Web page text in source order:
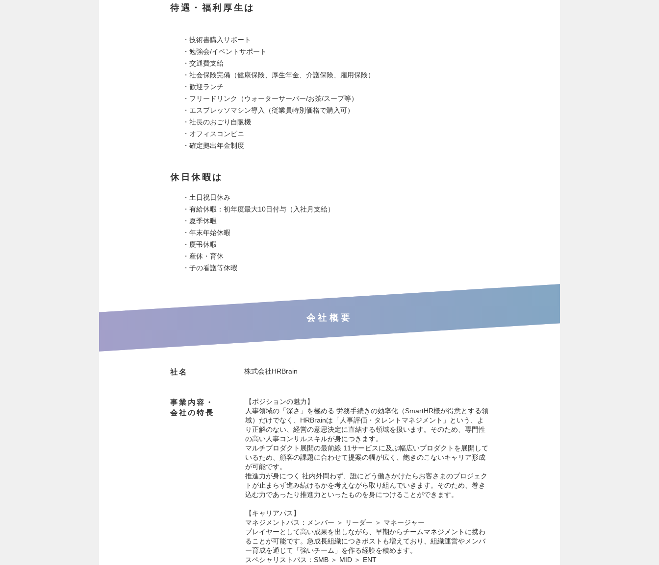
待遇・福利厚生は
・技術書購入サポート
・勉強会/イベントサポート
・交通費支給
・社会保険完備（健康保険、厚生年金、介護保険、雇用保険）
・歓迎ランチ
・フリードリンク（ウォーターサーバー/お茶/スープ等）
・エスプレッソマシン導入（従業員特別価格で購入可）
・社長のおごり自販機
・オフィスコンビニ
・確定拠出年金制度
休日休暇は
・土日祝日休み
・有給休暇：初年度最大10日付与（入社月支給）
・夏季休暇
・年末年始休暇
・慶弔休暇
・産休・育休
・子の看護等休暇
会社概要
社名 株式会社HRBrain
事業内容・
会社の特長
【ポジションの魅力】
人事領域の「深さ」を極める 労務手続きの効率化（SmartHR様が得意とする領
域）だけでなく、HRBrainは「人事評価・タレントマネジメント」という、よ
り正解のない、経営の意思決定に直結する領域を扱います。そのため、専門性
の高い人事コンサルスキルが身につきます。
マルチプロダクト展開の最前線 11サービスに及ぶ幅広いプロダクトを展開して
いるため、顧客の課題に合わせて提案の幅が広く、飽きのこないキャリア形成
が可能です。
推進力が身につく 社内外問わず、誰にどう働きかけたらお客さまのプロジェク
トが止まらず進み続けるかを考えながら取り組んでいきます。そのため、巻き
込む力であったり推進力といったものを身につけることができます。
【キャリアパス】
マネジメントパス：メンバー ＞ リーダー ＞ マネージャー
プレイヤーとして高い成果を出しながら、早期からチームマネジメントに携わ
ることが可能です。急成長組織につきポストも増えており、組織運営やメンバ
ー育成を通じて「強いチーム」を作る経験を積めます。
スペシャリストパス：SMB ＞ MID ＞ ENT